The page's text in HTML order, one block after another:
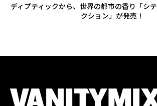
ディプティックから、世界の都市の香り「シ
クション」が発売！